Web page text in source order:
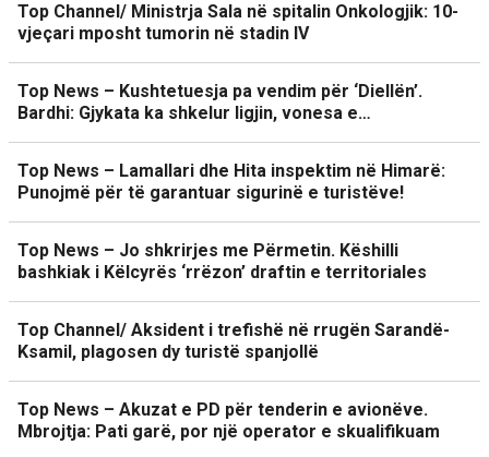
Top Channel/ Ministrja Sala në spitalin Onkologjik: 10-
vjeçari mposht tumorin në stadin IV
Top News – Kushtetuesja pa vendim për ‘Diellën’.
Bardhi: Gjykata ka shkelur ligjin, vonesa e…
Top News – Lamallari dhe Hita inspektim në Himarë:
Punojmë për të garantuar sigurinë e turistëve!
Top News – Jo shkrirjes me Përmetin. Këshilli
bashkiak i Këlcyrës ‘rrëzon’ draftin e territoriales
Top Channel/ Aksident i trefishë në rrugën Sarandë-
Ksamil, plagosen dy turistë spanjollë
Top News – Akuzat e PD për tenderin e avionëve.
Mbrojtja: Pati garë, por një operator e skualifikuam